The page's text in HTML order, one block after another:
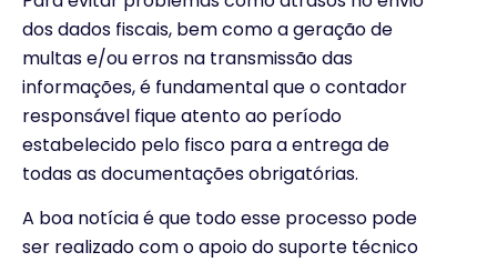
dos dados fiscais, bem como a geração de
multas e/ou erros na transmissão das
informações, é fundamental que o contador
responsável fique atento ao período
estabelecido pelo fisco para a entrega de
todas as documentações obrigatórias.
A boa notícia é que todo esse processo pode
ser realizado com o apoio do suporte técnico